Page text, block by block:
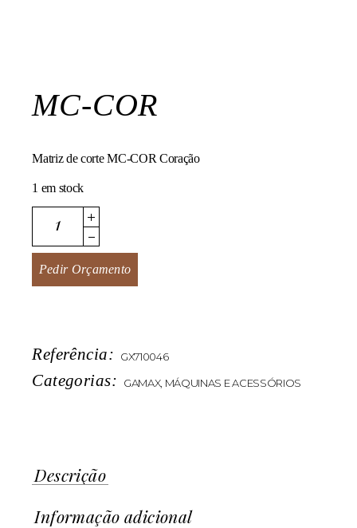
MC-COR
Matriz de corte MC-COR Coração
1 em stock
MC-COR quantity
Pedir Orçamento
Referência: GX710046
Categorias: GAMAX, MÁQUINAS E ACESSÓRIOS
Descrição
Informação adicional